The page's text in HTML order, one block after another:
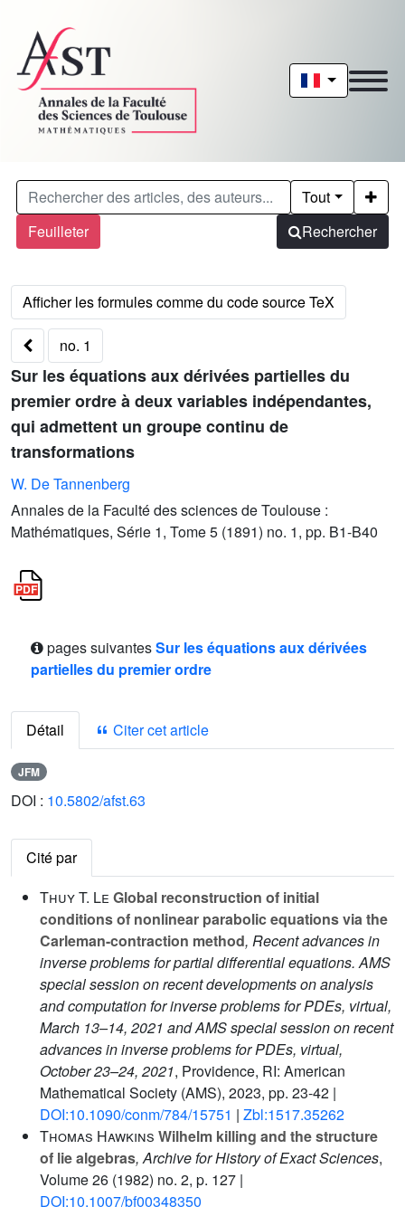
Feuilleter
Tout
Rechercher
no. 1
Sur les équations aux dérivées partielles du
premier ordre à deux variables indépendantes,
qui admettent un groupe continu de
transformations
W. De Tannenberg
Annales de la Faculté des sciences de Toulouse :
Mathématiques, Série 1, Tome 5 (1891) no. 1, pp. B1-B40
pages suivantesSur les équations aux dérivées
partielles du premier ordre
Détail Citer cet article
JFM
DOI : 10.5802/afst.63
Cité par
Thuy T. Le Global reconstruction of initial
conditions of nonlinear parabolic equations via the
Carleman-contraction method, Recent advances in
inverse problems for partial differential equations. AMS
special session on recent developments on analysis
and computation for inverse problems for PDEs, virtual,
March 13–14, 2021 and AMS special session on recent
advances in inverse problems for PDEs, virtual,
October 23–24, 2021, Providence, RI: American
Mathematical Society (AMS), 2023, pp. 23-42 |
DOI:10.1090/conm/784/15751 | Zbl:1517.35262
Thomas Hawkins Wilhelm killing and the structure
of lie algebras, Archive for History of Exact Sciences,
Volume 26 (1982) no. 2, p. 127 |
DOI:10.1007/bf00348350